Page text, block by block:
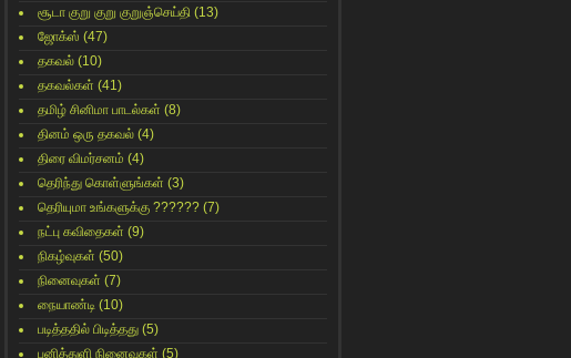
சூடா குறு குறு குறுஞ்செய்தி (13)
ஜோக்ஸ் (47)
தகவல் (10)
தகவல்கள் (41)
தமிழ் சினிமா பாடல்கள் (8)
தினம் ஒரு தகவல் (4)
திரை விமர்சனம் (4)
தெரிந்து கொள்ளுங்கள் (3)
தெரியுமா உங்களுக்கு ?????? (7)
நட்பு கவிதைகள் (9)
நிகழ்வுகள் (50)
நினைவுகள் (7)
நையாண்டி (10)
படித்ததில் பிடித்தது (5)
பனித்துளி நினைவுகள் (5)